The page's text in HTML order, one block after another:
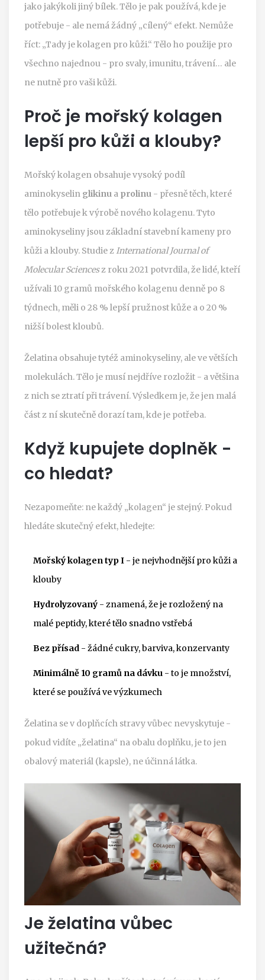
jako jakýkoli jiný bílek. Tělo je pak používá, kde je
potřebuje - ale nemá žádný „cílený“ efekt. Nemůže
říct: „Tady je kolagen pro kůži.“ Tělo ho použije pro
všechno najednou - pro svaly, imunitu, trávení… ale
ne nutně pro vaši kůži.
Proč je mořský kolagen
lepší pro kůži a klouby?
Mořský kolagen obsahuje vysoký podíl
aminokyselin glikinu a prolinu - přesně těch, které
tělo potřebuje k výrobě nového kolagenu. Tyto
aminokyseliny jsou základní stavební kameny pro
kůži a klouby. Studie zInternational Journal of
Molecular Sciencesz roku 2021 potvrdila, že lidé, kteří
užívali 10 gramů mořského kolagenu denně po 8
týdnech, měli o 28 % lepší pružnost kůže a o 20 %
nižší bolest kloubů.
Želatina obsahuje tytéž aminokyseliny, ale ve větších
molekulách. Tělo je musí nejdříve rozložit - a většina
z nich se ztratí při trávení. Výsledkem je, že jen malá
část z ní skutečně dorazí tam, kde je potřeba.
Když kupujete doplněk -
co hledat?
Nezapomeňte: ne každý „kolagen“ je stejný. Pokud
hledáte skutečný efekt, hledejte:
Mořský kolagen typ I - je nejvhodnější pro kůži a
klouby
Hydrolyzovaný - znamená, že je rozložený na
malé peptidy, které tělo snadno vstřebá
Bez přísad - žádné cukry, barviva, konzervanty
Minimálně 10 gramů na dávku - to je množství,
které se používá ve výzkumech
Želatina se v doplňcích stravy vůbec nevyskytuje -
pokud vidíte „želatina“ na obalu doplňku, je to jen
obalový materiál (kapsle), ne účinná látka.
Je želatina vůbec
užitečná?